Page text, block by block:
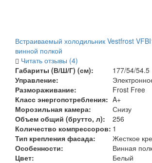
Встраиваемый холодильник Vestfrost
винной полкой
Читать отзывы (4)
Габариты (В/Ш/Г) (см):
177/54/54.5
Управление:
Размораживание:
Frost Free
Класс энергопотребления: A+
Морозильная камера:
Снизу
Объем общий (брутто, л):
256
Количество компрессоров: 1
Тип крепления фасада:
Жесткое
Особенности:
Винная
Цвет:
Белый